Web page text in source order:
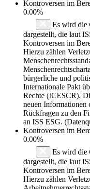
Kontroversen im
0.00%
Es wird die
dargestellt, die laut
Kontroversen im
Hierzu zählen
bürgerliche und
Internationale Pakt
Rechte (ICESCR).
neuen Informationen
Rückfragen zu den
an ISS ESG.
Kontroversen im
0.00%
Es wird die
dargestellt, die laut
Kontroversen im
Hierzu zählen